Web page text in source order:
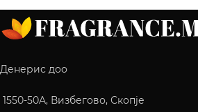
Денерис доо
1550-50A, Визбегово, Скопје